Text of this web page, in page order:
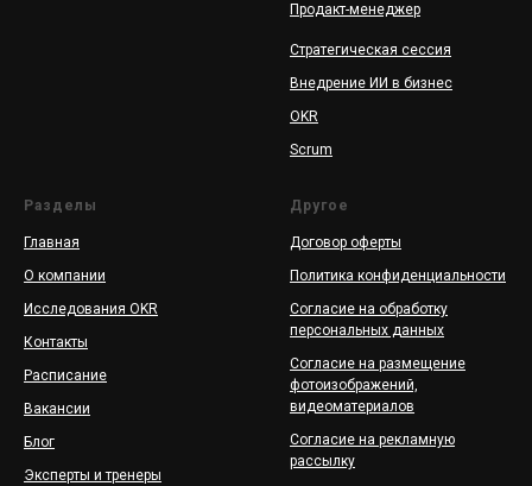
Продакт-менеджер
Стратегическая сессия
Внедрение ИИ в бизнес
OKR
Scrum
Разделы
Главная
О компании
Исследования OKR
Контакты
Расписание
Вакансии
Блог
Эксперты и тренеры
Другое
Договор оферты
Политика конфиденциальности
Согласие на обработку
персональных данных
Согласие на размещение
фотоизображений,
видеоматериалов
Согласие на рекламную
рассылку